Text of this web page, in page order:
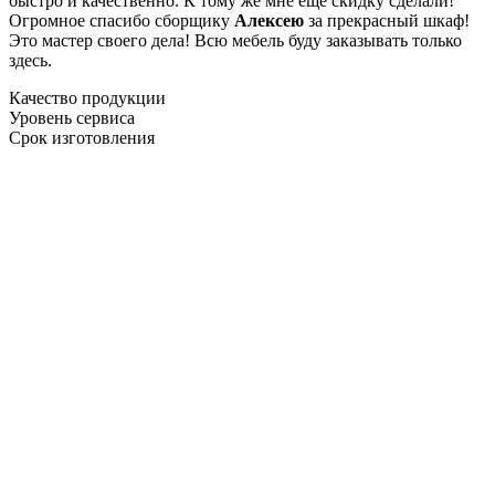
Огромное спасибо сборщику Алексею за прекрасный шкаф!
Это мастер своего дела! Всю мебель буду заказывать только
здесь.
Качество продукции
Уровень сервиса
Срок изготовления